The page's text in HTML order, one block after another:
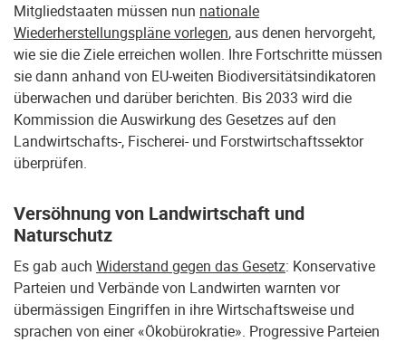
Mitgliedstaaten müssen nun nationale
Wiederherstellungspläne vorlegen, aus denen hervorgeht,
wie sie die Ziele erreichen wollen. Ihre Fortschritte müssen
sie dann anhand von EU-weiten Biodiversitätsindikatoren
überwachen und darüber berichten. Bis 2033 wird die
Kommission die Auswirkung des Gesetzes auf den
Landwirtschafts-, Fischerei- und Forstwirtschaftssektor
überprüfen.
Versöhnung von Landwirtschaft und
Naturschutz
Es gab auch Widerstand gegen das Gesetz: Konservative
Parteien und Verbände von Landwirten warnten vor
übermässigen Eingriffen in ihre Wirtschaftsweise und
sprachen von einer «Ökobürokratie». Progressive Parteien